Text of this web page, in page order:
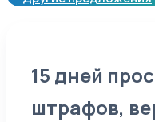
15 дней
штрафов,